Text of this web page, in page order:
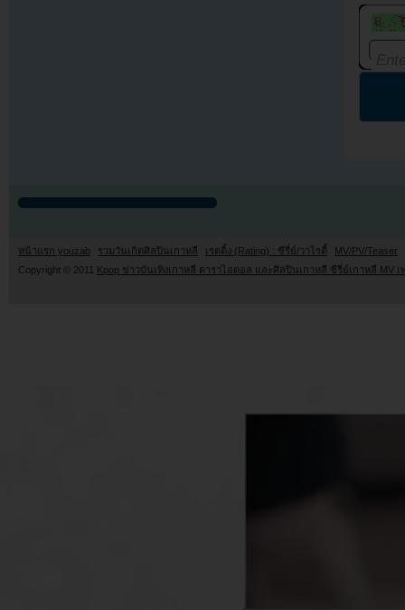
หน้าแรก youzab รวมวันเกิดศิลปินเกาหลี เรตติ้ง (Rating) : ซีรี่ย์/วาไรตี้
MV/PV/Teaser
Copyright © 2011 Kpop ข่าวบันเทิงเกาหลี ดาราไอดอล และศิลปินเกาหลี ซีรี่ย์เกาหลี MV